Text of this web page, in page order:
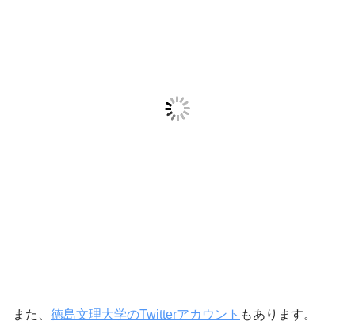
また、 徳島文理大学のTwitterアカウント もあります。